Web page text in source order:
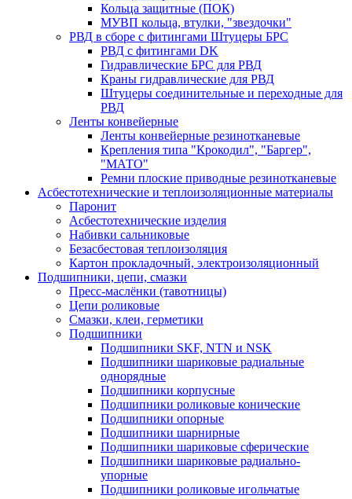
Кольца защитные (ПОК)
МУВП кольца, втулки, "звездочки"
РВД в сборе с фитингами Штуцеры БРС
РВД с фитингами DK
Гидравлические БРС для РВД
Краны гидравлические для РВД
Штуцеры соединительные и переходные для
РВД
Ленты конвейерные
Ленты конвейерные резинотканевые
Крепления типа "Крокодил", "Баргер",
"МАТО"
Ремни плоские приводные резинотканевые
Асбестотехнические и теплоизоляционные материалы
Паронит
Асбестотехнические изделия
Набивки сальниковые
Безасбестовая теплоизоляция
Картон прокладочный, электроизоляционный
Подшипники, цепи, смазки
Пресс-маслёнки (тавотницы)
Цепи роликовые
Смазки, клеи, герметики
Подшипники
Подшипники SKF, NTN и NSK
Подшипники шариковые радиальные
однорядные
Подшипники корпусные
Подшипники роликовые конические
Подшипники опорные
Подшипники шарнирные
Подшипники шариковые сферические
Подшипники шариковые радиально-
упорные
Подшипники роликовые игольчатые